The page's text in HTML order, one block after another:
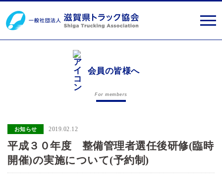
会員の皆様へ
For members
お知らせ 2019.02.12
平成３０年度 整備管理者選任後研修(臨時
開催)の実施について(予約制)